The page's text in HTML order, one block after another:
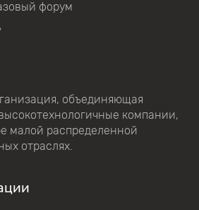
форум
объединяющая
компании,
малой распределенной
отраслях.